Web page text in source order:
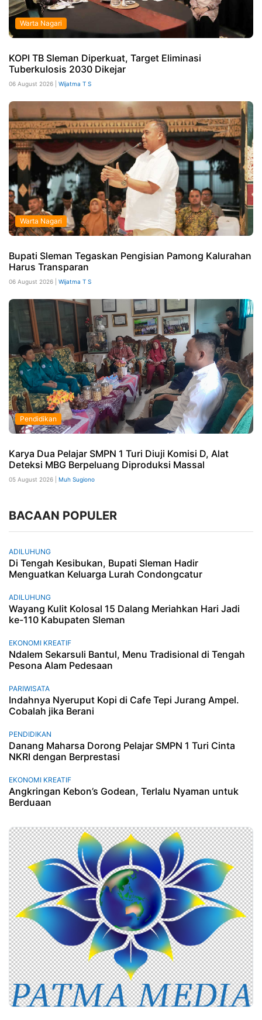
Warta Nagari
KOPI TB Sleman Diperkuat, Target Eliminasi
Tuberkulosis 2030 Dikejar
06 August 2026 | Wijatma T S
Warta Nagari
Bupati Sleman Tegaskan Pengisian Pamong Kalurahan
Harus Transparan
06 August 2026 | Wijatma T S
Pendidikan
Karya Dua Pelajar SMPN 1 Turi Diuji Komisi D, Alat
Deteksi MBG Berpeluang Diproduksi Massal
05 August 2026 | Muh Sugiono
BACAAN POPULER
ADILUHUNG
Di Tengah Kesibukan, Bupati Sleman Hadir
Menguatkan Keluarga Lurah Condongcatur
ADILUHUNG
Wayang Kulit Kolosal 15 Dalang Meriahkan Hari Jadi
ke-110 Kabupaten Sleman
EKONOMI KREATIF
Ndalem Sekarsuli Bantul, Menu Tradisional di Tengah
Pesona Alam Pedesaan
PARIWISATA
Indahnya Nyeruput Kopi di Cafe Tepi Jurang Ampel.
Cobalah jika Berani
PENDIDIKAN
Danang Maharsa Dorong Pelajar SMPN 1 Turi Cinta
NKRI dengan Berprestasi
EKONOMI KREATIF
Angkringan Kebon’s Godean, Terlalu Nyaman untuk
Berduaan